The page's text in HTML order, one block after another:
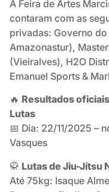
A Feira de Artes
contaram com as
privadas: Governo
Amazonastur),
(Vieiralves), H2O
Emanuel Sports &
🔥 Resultados
Lutas
📅 Dia: 22/11/2025 –
Vasques
🥋 Lutas de Jiu-Jítsu
Até 75kg: Isaque